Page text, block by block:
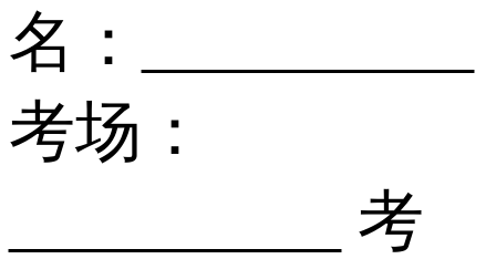
名：__________
考场：
__________ 考